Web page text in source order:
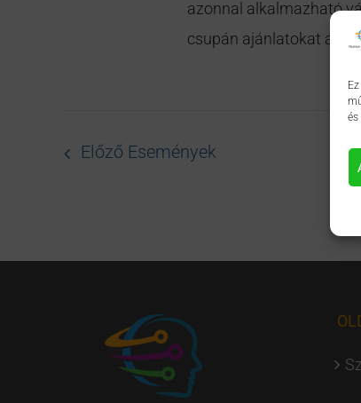
és
azonnal alkalmazható
csupán ajánlatokat
Előző Események